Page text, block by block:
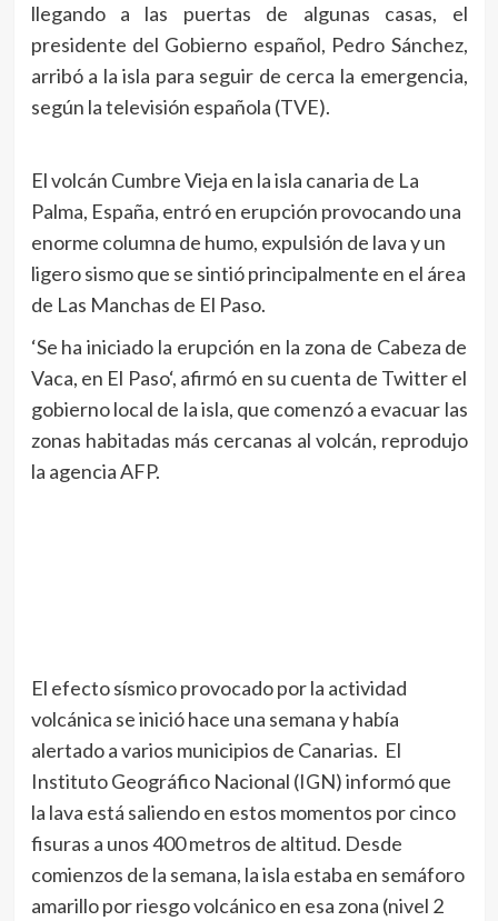
llegando a las puertas de algunas casas, el
presidente del Gobierno español, Pedro Sánchez,
arribó a la isla para seguir de cerca la emergencia,
según la televisión española (TVE).
El volcán Cumbre Vieja en la isla canaria de La
Palma, España, entró en erupción provocando una
enorme columna de humo, expulsión de lava y un
ligero sismo que se sintió principalmente en el área
de Las Manchas de El Paso.
‘Se ha iniciado la erupción en la zona de Cabeza de
Vaca, en El Paso‘, afirmó en su cuenta de Twitter el
gobierno local de la isla, que comenzó a evacuar las
zonas habitadas más cercanas al volcán, reprodujo
la agencia AFP.
El efecto sísmico provocado por la actividad
volcánica se inició hace una semana y había
alertado a varios municipios de Canarias. El
Instituto Geográfico Nacional (IGN) informó que
la lava está saliendo en estos momentos por cinco
fisuras a unos 400 metros de altitud. Desde
comienzos de la semana, la isla estaba en semáforo
amarillo por riesgo volcánico en esa zona (nivel 2